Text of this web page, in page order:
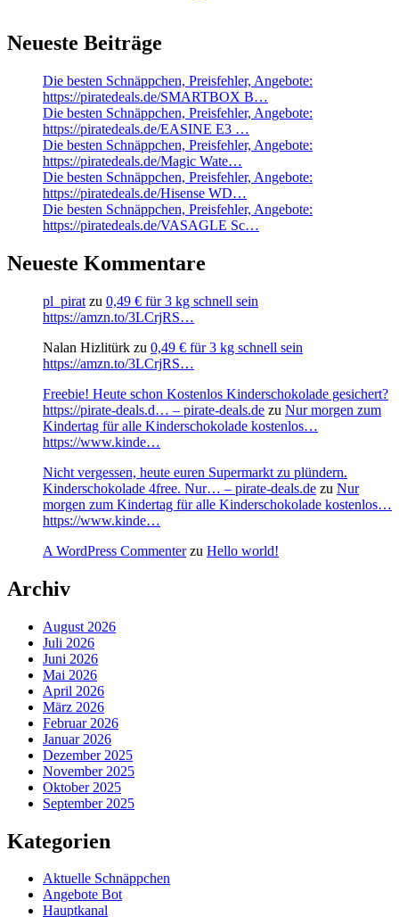
Neueste Beiträge
Die besten Schnäppchen, Preisfehler, Angebote:
https://piratedeals.de/SMARTBOX B…
Die besten Schnäppchen, Preisfehler, Angebote:
https://piratedeals.de/EASINE E3 …
Die besten Schnäppchen, Preisfehler, Angebote:
https://piratedeals.de/Magic Wate…
Die besten Schnäppchen, Preisfehler, Angebote:
https://piratedeals.de/Hisense WD…
Die besten Schnäppchen, Preisfehler, Angebote:
https://piratedeals.de/VASAGLE Sc…
Neueste Kommentare
pl_pirat zu 0,49 € für 3 kg schnell sein
https://amzn.to/3LCrjRS…
Nalan Hizlitürk zu 0,49 € für 3 kg schnell sein
https://amzn.to/3LCrjRS…
Freebie! Heute schon Kostenlos Kinderschokolade gesichert?
https://pirate-deals.d… – pirate-deals.de zu Nur morgen zum
Kindertag für alle Kinderschokolade kostenlos…
https://www.kinde…
Nicht vergessen, heute euren Supermarkt zu plündern.
Kinderschokolade 4free. Nur… – pirate-deals.de zu Nur
morgen zum Kindertag für alle Kinderschokolade kostenlos…
https://www.kinde…
A WordPress Commenterzu Hello world!
Archiv
August 2026
Juli 2026
Juni 2026
Mai 2026
April 2026
März 2026
Februar 2026
Januar 2026
Dezember 2025
November 2025
Oktober 2025
September 2025
Kategorien
Aktuelle Schnäppchen
Angebote Bot
Hauptkanal